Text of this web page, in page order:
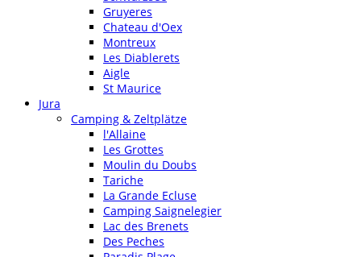
Gruyeres
Chateau d'Oex
Montreux
Les Diablerets
Aigle
St Maurice
Jura
Camping & Zeltplätze
l'Allaine
Les Grottes
Moulin du Doubs
Tariche
La Grande Ecluse
Camping Saignelegier
Lac des Brenets
Des Peches